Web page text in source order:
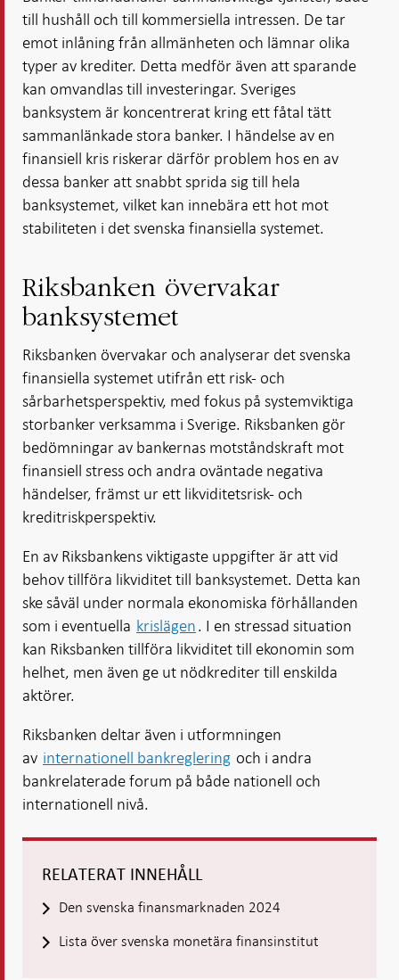
till hushåll och till kommersiella intressen. De tar
emot inlåning från allmänheten och lämnar olika
typer av krediter. Detta medför även att sparande
kan omvandlas till investeringar. Sveriges
banksystem är koncentrerat kring ett fåtal tätt
sammanlänkade stora banker. I händelse av en
finansiell kris riskerar därför problem hos en av
dessa banker att snabbt sprida sig till hela
banksystemet, vilket kan innebära ett hot mot
stabiliteten i det svenska finansiella systemet.
Riksbanken övervakar
banksystemet
Riksbanken övervakar och analyserar det svenska
finansiella systemet utifrån ett risk- och
sårbarhetsperspektiv, med fokus på systemviktiga
storbanker verksamma i Sverige. Riksbanken gör
bedömningar av bankernas motståndskraft mot
finansiell stress och andra oväntade negativa
händelser, främst ur ett likviditetsrisk- och
kreditriskperspektiv.
En av Riksbankens viktigaste uppgifter är att vid
behov tillföra likviditet till banksystemet. Detta kan
ske såväl under normala ekonomiska förhållanden
som i eventuella krislägen. I en stressad situation
kan Riksbanken tillföra likviditet till ekonomin som
helhet, men även ge ut nödkrediter till enskilda
aktörer.
Riksbanken deltar även i utformningen
av internationell bankreglering och i andra
bankrelaterade forum på både nationell och
internationell nivå.
RELATERAT INNEHÅLL
Den svenska finansmarknaden 2024
Lista över svenska monetära finansinstitut